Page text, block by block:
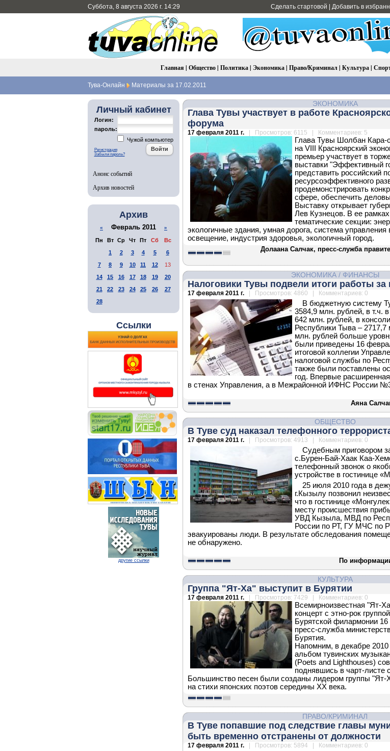
Суббота, 8 августа 2026 г. 14:29 Сделать стартовой Добавить в
Главная | Общество| Политика| Экономика| Право/Криминал| Культура|
Тува-Онлайн Материалы за 17.02.2011
Личный кабинет
Логин:
пароль:
Чужой компьютер
Регистрация
Забыли пароль?
Анонс событий
Архив новостей
Архив
« Февраль 2011 »
Пн Вт Ср Чт Пт Сб
Вс
1
2 3 4 5
6
7
8 9 10 11 12
13
14
15 16 17 18 19
20
21
22 23 24 25 26
27
28
Ссылки
другие ссылки
ЭКОНОМИКА
Глава Тувы участвует в работе
форума
17 февраля 2011 г. | Просмотров: 6115 | Комментариев: 5
Глава Тувы Шолбан Кара-
на VIII Красноярский
премьер участвует в
выставки "Эффективный
представить российский
ресурсоэффективного
продемонстрировать
сфере, обеспечить
Выставку открывает
Лев Кузнецов. В ее
тематические секции:
экологичные здания, умная дорога, система
освещение, индустрия здоровья, экологичный город.
Долаана Салчак, пресс-служба
ЭКОНОМИКА/ ФИНАНСЫ
Налоговики Тувы подвели итоги работы за
17 февраля 2011 г. | Просмотров: 4860 | Комментариев: 0
В бюджетную систему
3584,9 млн. рублей, в т.ч.
642 млн. рублей, в
Республики Тыва – 2717,7
млн. рублей больше
были приведены 16
итоговой коллегии
налоговой службы по
также были поставлены
год. Впервые
в стенах Управления, а в Межрайонной ИФНС России
Аяна
ОБЩЕСТВО
В Туве суд наказал телефонного
17 февраля 2011 г. | Просмотров: 4913 | Комментариев: 0
Судебным приговором
с.Бурен-Бай-Хаак Каа-
телефонный звонок о
устройстве в гостинице
25 июля 2010 года в
г.Кызылу позвонил
что в гостинице
месту происшествия
УВД Кызыла, МВД по
России по РТ, ГУ МЧС по
эвакуированы люди. В результате обследования
не обнаружено.
По
КУЛЬТУРА
Группа "Ят-Ха" выступит в Бурятии
17 февраля 2011 г. | Просмотров: 7429 | Комментариев: 0
Всемирноизвестная "Ят-
концерт с этно-рок
Бурятской филармонии
пресс-служба
Бурятия.
Напомним, в декабре
альбом тувинских
(Poets and Lighthouses)
поднявшись в чарт-листе
Большинство песен были созданы лидером группы
на стихи японских поэтов середины XX века.
ПРАВО/КРИМИНАЛ
В Туве попавшие под следствие главы
быть временно отстранены от должности
17 февраля 2011 г. | Просмотров: 5894 | Комментариев: 0